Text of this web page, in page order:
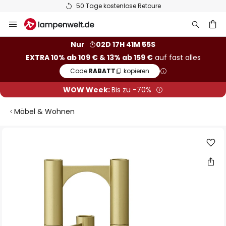
50 Tage kostenlose Retoure
Inhalt
Nur
02D 17H 41M 55S
EXTRA 10% ab 109 € & 13% ab 159 €auf fast alles
Code:RABATT kopieren
WOW Week:Bis zu -70%
Möbel & Wohnen